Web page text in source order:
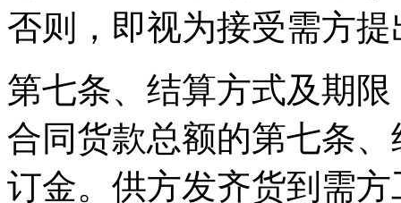
否则，即视为接受需方
第七条、结算方式及期
合同货款总额的第七条
订金。供方发齐货到需